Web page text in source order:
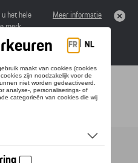
het hele
merk
Meer informatie
navigation